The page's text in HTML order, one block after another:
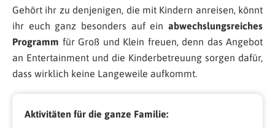
Gehört ihr zu denjenigen, die mit Kindern anreisen, könnt
ihr euch ganz besonders auf ein abwechslungsreiches
Programm für Groß und Klein freuen, denn das Angebot
an Entertainment und die Kinderbetreuung sorgen dafür,
dass wirklich keine Langeweile aufkommt.
Aktivitäten für die ganze Familie: